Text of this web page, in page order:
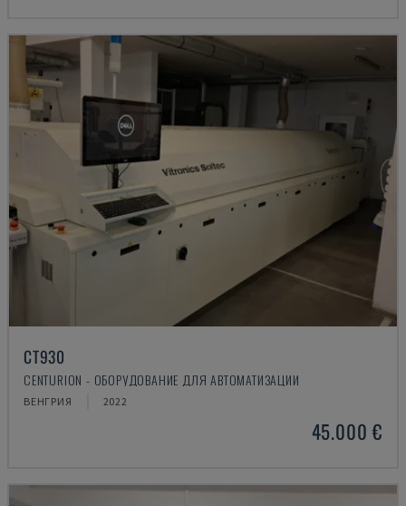
CT930
CENTURION - ОБОРУДОВАНИЕ ДЛЯ АВТОМАТИЗАЦИИ
ВЕНГРИЯ 2022
45.000 €